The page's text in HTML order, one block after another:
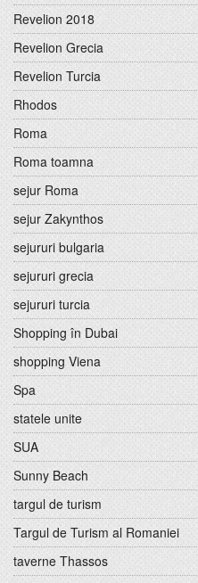
Revelion 2018
Revelion Grecia
Revelion Turcia
Rhodos
Roma
Roma toamna
sejur Roma
sejur Zakynthos
sejururi bulgaria
sejururi grecia
sejururi turcia
Shopping în Dubai
shopping Viena
Spa
statele unite
SUA
Sunny Beach
targul de turism
Targul de Turism al Romaniei
taverne Thassos